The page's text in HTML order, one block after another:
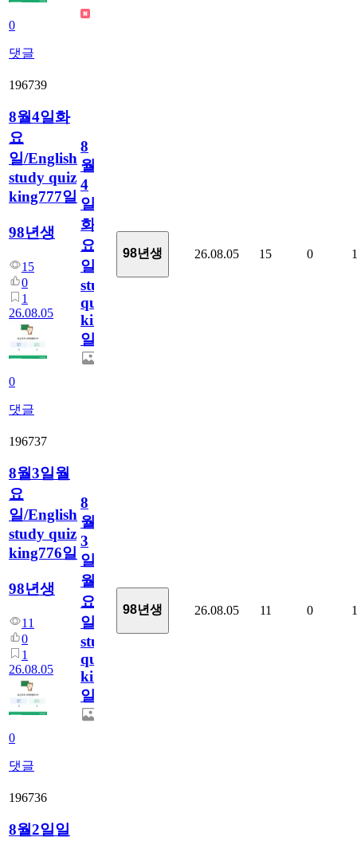
0
댓글
196739
8월4일화
요
일/English
study quiz
king777일
98년생
15
0
1
26.08.05
0
댓글
8
월
4
일
화
요
일/English
study
quiz
king777
일
98년생 26.08.05 15 0 1
196737
8월3일월
요
일/English
study quiz
king776일
98년생
11
0
1
26.08.05
0
댓글
8
월
3
일
월
요
일/English
study
quiz
king776
일
98년생 26.08.05 11 0 1
196736
8월2일일